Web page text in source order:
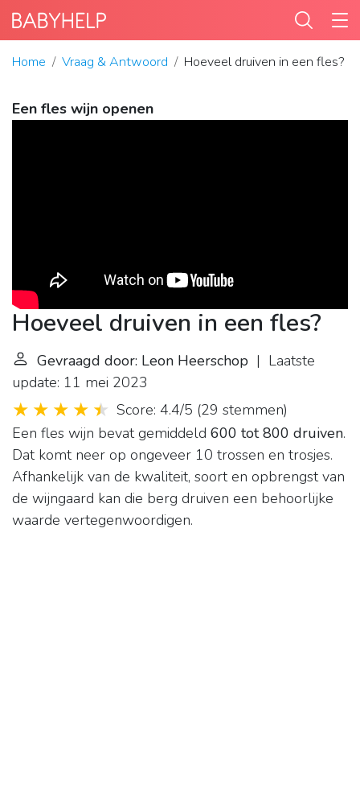
Home Vraag & Antwoord Hoeveel druiven in een fles?
Een fles wijn openen
Hoeveel druiven in een fles?
Gevraagd door: Leon Heerschop | Laatste
update: 11 mei 2023
Score: 4.4/5 (29 stemmen)
Een fles wijn bevat gemiddeld 600 tot 800 druiven.
Dat komt neer op ongeveer 10 trossen en trosjes.
Afhankelijk van de kwaliteit, soort en opbrengst van
de wijngaard kan die berg druiven een behoorlijke
waarde vertegenwoordigen.